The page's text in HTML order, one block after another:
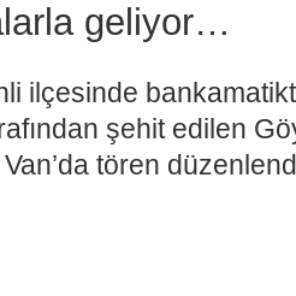
geliyor…
ilçesinde
şehit edilen
tören